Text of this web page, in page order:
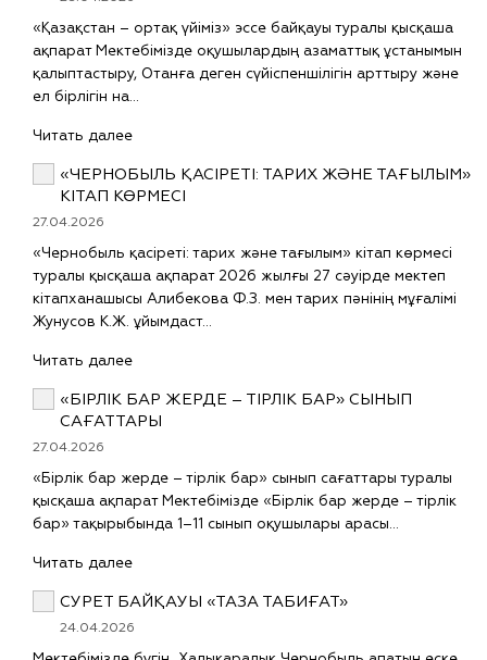
«Қазақстан – ортақ үйіміз» эссе байқауы туралы қысқаша
ақпарат Мектебімізде оқушылардың азаматтық ұстанымын
қалыптастыру, Отанға деген сүйіспеншілігін арттыру және
ел бірлігін на…
Читать далее
«ЧЕРНОБЫЛЬ ҚАСІРЕТІ: ТАРИХ ЖӘНЕ ТАҒЫЛЫМ»
КІТАП КӨРМЕСІ
27.04.2026
«Чернобыль қасіреті: тарих және тағылым» кітап көрмесі
туралы қысқаша ақпарат 2026 жылғы 27 сәуірде мектеп
кітапханашысы Алибекова Ф.З. мен тарих пәнінің мұғалімі
Жунусов К.Ж. ұйымдаст…
Читать далее
«БІРЛІК БАР ЖЕРДЕ – ТІРЛІК БАР» СЫНЫП
САҒАТТАРЫ
27.04.2026
«Бірлік бар жерде – тірлік бар» сынып сағаттары туралы
қысқаша ақпарат Мектебімізде «Бірлік бар жерде – тірлік
бар» тақырыбында 1–11 сынып оқушылары арасы…
Читать далее
СУРЕТ БАЙҚАУЫ «ТАЗА ТАБИҒАТ»
24.04.2026